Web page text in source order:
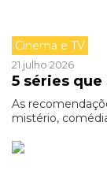
Cinema e TV
21 julho 2026
5 séries que
As
mistério,